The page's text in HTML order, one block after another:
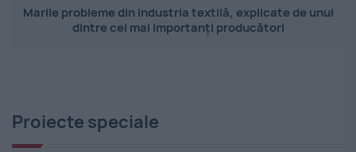
Marile probleme din industria textilă, explicate de unul
dintre cei mai importanți producători
Proiecte speciale